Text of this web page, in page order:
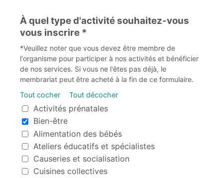
À quel type d'activité souhaitez-vous
vous inscrire *
*Veuillez noter que vous devez être membre de
l'organisme pour participer à nos activités et bénéficier
de nos services. Si vous ne l'êtes pas déjà, le
membrariat peut être acheté à la fin de ce formulaire.
Tout cocher
Tout décocher
À quel type d'activité souhaitez-vous vous inscrire
Activités prénatales
Bien-être
Alimentation des bébés
Ateliers éducatifs et spécialistes
Causeries et socialisation
Cuisines collectives